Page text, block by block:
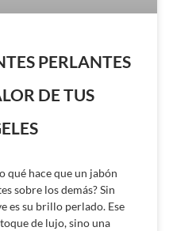
PERLANTES
DE TUS
qué hace que un jabón
sobre los demás? Sin
es su brillo perlado. Ese
de lujo, sino una